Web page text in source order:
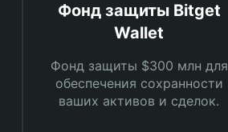
Фонд защиты Bitget
Wallet
Фонд защиты $300 млн для
обеспечения сохранности
ваших активов и сделок.